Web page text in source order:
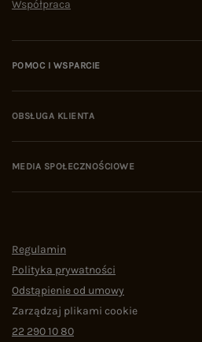
Współpraca
POMOC I WSPARCIE
OBSŁUGA KLIENTA
MEDIA SPOŁECZNOŚCIOWE
Regulamin
Polityka prywatności
Odstąpienie od umowy
Zarządzaj plikami cookie
22 290 10 80